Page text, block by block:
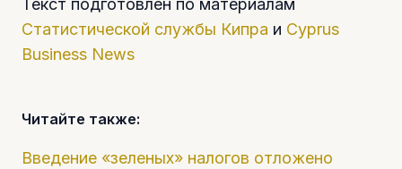
Текст подготовлен по материалам
Статистической службы Кипра и Cyprus
Business News
Читайте также:
Введение «зеленых» налогов отложено